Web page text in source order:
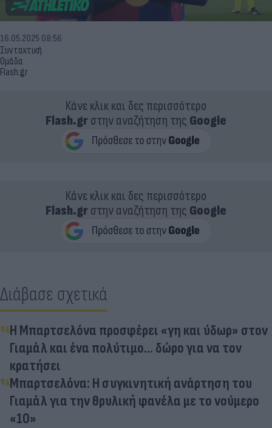
Συντακτική
Ομάδα
Flash.gr
16.05.2025 08:56
Κάνε κλικ και δες περισσότερο
Flash.grστην αναζήτηση της Google
Κάνε κλικ και δες περισσότερο
Flash.grστην αναζήτηση της Google
Διάβασε σχετικά
Η Μπαρτσελόνα προσφέρει «γη και ύδωρ» στον
Γιαμάλ και ένα πολύτιμο... δώρο για να τον
κρατήσει
Μπαρτσελόνα: Η συγκινητική ανάρτηση του
Γιαμάλ για την θρυλική φανέλα με το νούμερο
«10»